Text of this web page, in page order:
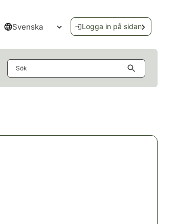
Svenska
Öppna språkmenyn
Logga in på sidan